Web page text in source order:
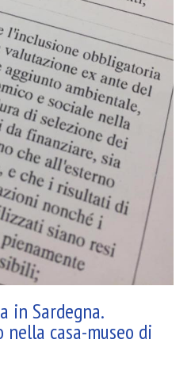
in Sardegna.
nella casa-museo di